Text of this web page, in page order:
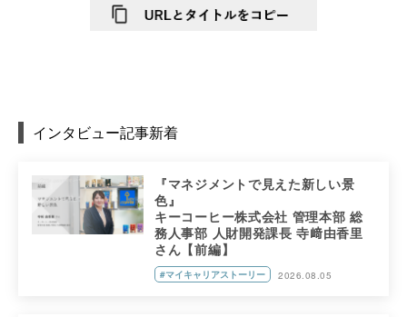
インタビュー記事新着
『マネジメントで見えた新しい景
色』
キーコーヒー株式会社 管理本部 総
務人事部 人財開発課長 寺﨑由香里
さん【前編】
#マイキャリアストーリー 2026.08.05